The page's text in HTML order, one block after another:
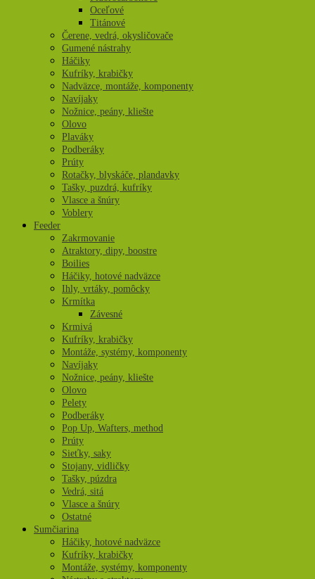
Oceľové
Titánové
Čerene, vedrá, okysličovače
Gumené nástrahy
Háčiky
Kufríky, krabičky
Nadväzce, montáže, komponenty
Navíjaky
Nožnice, peány, kliešte
Olovo
Plaváky
Podberáky
Prúty
Rotačky, blyskáče, plandavky
Tašky, puzdrá, kufríky
Vlasce a šnúry
Voblery
Feeder
Zakrmovanie
Atraktory, dipy, boostre
Boilies
Háčiky, hotové nadväzce
Ihly, vrtáky, pomôcky
Krmítka
Závesné
Krmivá
Kufríky, krabičky
Montáže, systémy, komponenty
Navíjaky
Nožnice, peány, kliešte
Olovo
Pelety
Podberáky
Pop Up, Wafters, method
Prúty
Sieťky, saky
Stojany, vidličky
Tašky, púzdra
Vedrá, sitá
Vlasce a šnúry
Ostatné
Sumčiarina
Háčiky, hotové nadväzce
Kufríky, krabičky
Montáže, systémy, komponenty